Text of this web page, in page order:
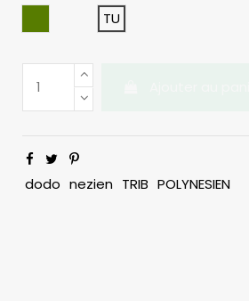
TU
dodo nezien TRIB POLYNESIEN